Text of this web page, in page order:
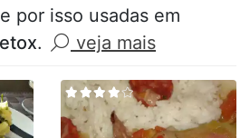
e por isso usadas em
. veja mais